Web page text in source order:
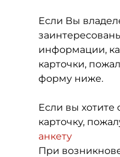
Если Вы
информации,
карточки,
форму ниже.
Если вы хотите
карточку,
анкету
При